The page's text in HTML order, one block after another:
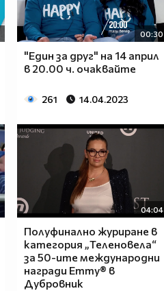
00:30
"Един за друг" на 14 април
в 20.00 ч. очаквайте
261 14.04.2023
04:04
Полуфинално журиране в
категория „Теленовела“
за 50-ите международни
награди Emmy® в
Дубровник